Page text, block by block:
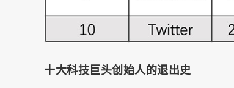
十大科技巨头创始人的退出史